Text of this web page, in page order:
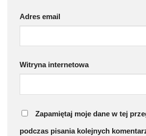
Adres email
Witryna internetowa
Zapamiętaj moje dane w tej
podczas pisania kolejnych